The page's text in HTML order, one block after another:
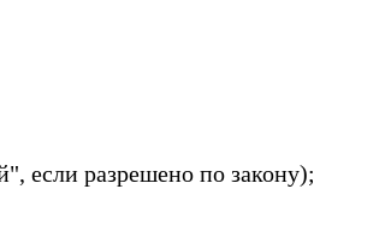
если разрешено по закону);